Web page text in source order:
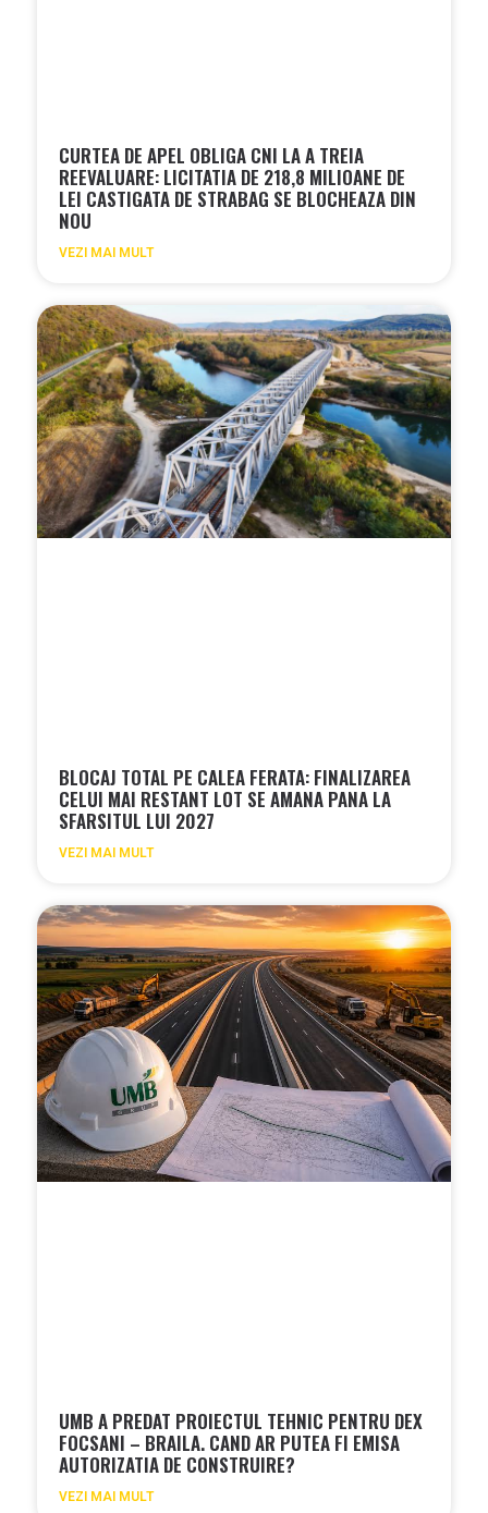
CURTEA DE APEL OBLIGA CNI LA A TREIA
REEVALUARE: LICITATIA DE 218,8 MILIOANE DE
LEI CASTIGATA DE STRABAG SE BLOCHEAZA DIN
NOU
VEZI MAI MULT
BLOCAJ TOTAL PE CALEA FERATA: FINALIZAREA
CELUI MAI RESTANT LOT SE AMANA PANA LA
SFARSITUL LUI 2027
VEZI MAI MULT
UMB A PREDAT PROIECTUL TEHNIC PENTRU DEX
FOCSANI – BRAILA. CAND AR PUTEA FI EMISA
AUTORIZATIA DE CONSTRUIRE?
VEZI MAI MULT